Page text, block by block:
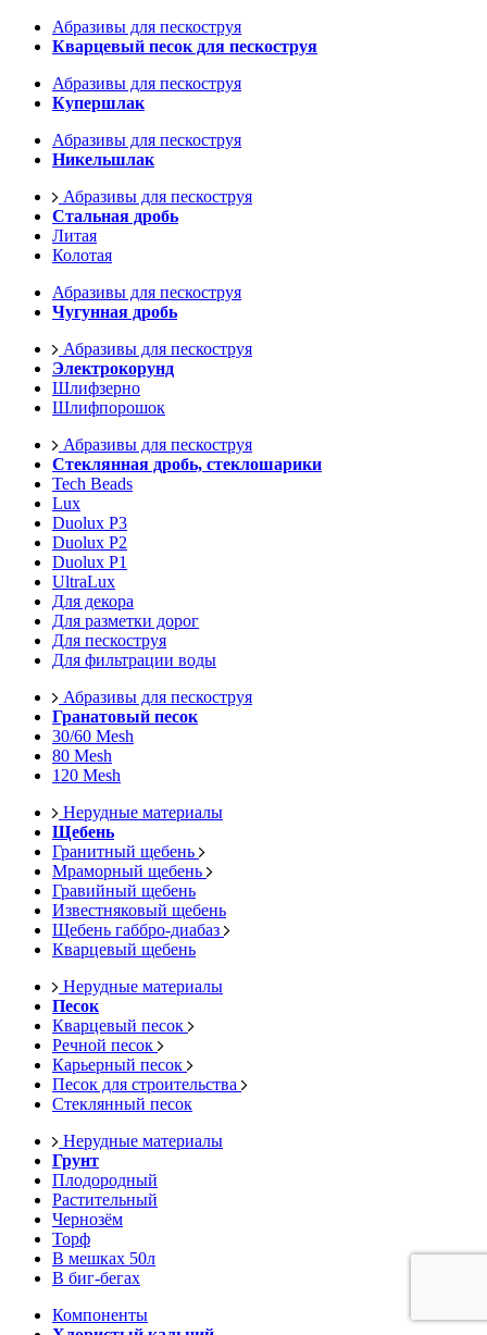
Абразивы для пескоструя
Кварцевый песок для пескоструя
Абразивы для пескоструя
Купершлак
Абразивы для пескоструя
Никельшлак
Абразивы для пескоструя
Стальная дробь
Литая
Колотая
Абразивы для пескоструя
Чугунная дробь
Абразивы для пескоструя
Электрокорунд
Шлифзерно
Шлифпорошок
Абразивы для пескоструя
Стеклянная дробь, стеклошарики
Tech Beads
Lux
Duolux P3
Duolux P2
Duolux P1
UltraLux
Для декора
Для разметки дорог
Для пескоструя
Для фильтрации воды
Абразивы для пескоструя
Гранатовый песок
30/60 Mesh
80 Mesh
120 Mesh
Нерудные материалы
Щебень
Гранитный щебень
Мраморный щебень
Гравийный щебень
Известняковый щебень
Щебень габбро-диабаз
Кварцевый щебень
Нерудные материалы
Песок
Кварцевый песок
Речной песок
Карьерный песок
Песок для строительства
Стеклянный песок
Нерудные материалы
Грунт
Плодородный
Растительный
Чернозём
Торф
В мешках 50л
В биг-бегах
Компоненты